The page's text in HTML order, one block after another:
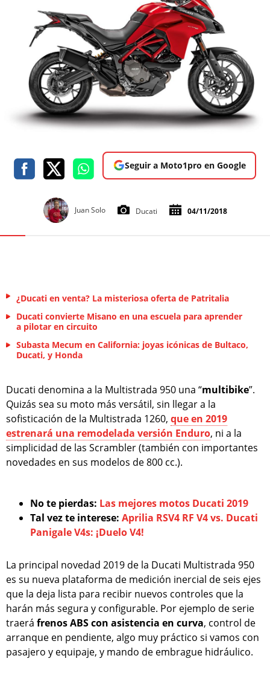
Seguir a Moto1pro en Google
Juan Solo Ducati 04/11/2018
¿Ducati en venta? La misteriosa oferta de Patritalia
Ducati convierte Misano en una escuela para aprender
a pilotar en circuito
Subasta Mecum en California: joyas icónicas de Bultaco,
Ducati, y Honda
Ducati denomina a la Multistrada 950 una “multibike”.
Quizás sea su moto más versátil, sin llegar a la
sofisticación de la Multistrada 1260, que en 2019
estrenará una remodelada versión Enduro, ni a la
simplicidad de las Scrambler (también con importantes
novedades en sus modelos de 800 cc.).
No te pierdas: Las mejores motos Ducati 2019
Tal vez te interese: Aprilia RSV4 RF V4 vs. Ducati
Panigale V4s: ¡Duelo V4!
La principal novedad 2019 de la Ducati Multistrada 950
es su nueva plataforma de medición inercial de seis ejes
que la deja lista para recibir nuevos controles que la
harán más segura y configurable. Por ejemplo de serie
traerá frenos ABS con asistencia en curva, control de
arranque en pendiente, algo muy práctico si vamos con
pasajero y equipaje, y mando de embrague hidráulico.